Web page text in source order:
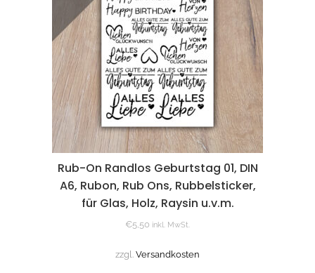
Rub-On Randlos Geburtstag 01, DIN
A6, Rubon, Rub Ons, Rubbelsticker,
für Glas, Holz, Raysin u.v.m.
€5,50 inkl. MwSt.
zzgl. Versandkosten